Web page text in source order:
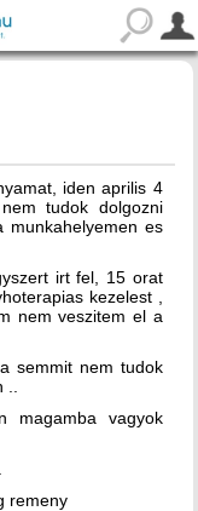
iden aprilis 4
tudok dolgozni
es
irt fel, 15 orat
kezelest ,
nem veszitem el a
semmit nem tudok
magamba vagyok
remeny